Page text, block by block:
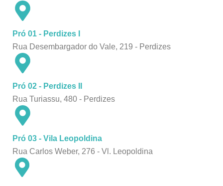
Pró 01 - Perdizes I
Rua Desembargador do Vale, 219 - Perdizes
Pró 02 - Perdizes II
Rua Turiassu, 480 - Perdizes
Pró 03 - Vila Leopoldina
Rua Carlos Weber, 276 - Vl. Leopoldina